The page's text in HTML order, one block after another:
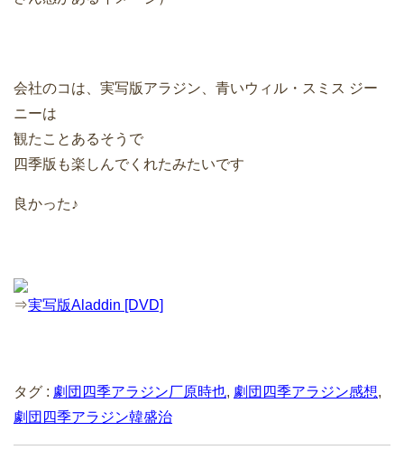
会社のコは、実写版アラジン、青いウィル・スミス ジー
ニーは
観たことあるそうで
四季版も楽しんでくれたみたいです
良かった♪
⇒実写版Aladdin [DVD]
タグ : 劇団四季アラジン厂原時也, 劇団四季アラジン感想,
劇団四季アラジン韓盛治